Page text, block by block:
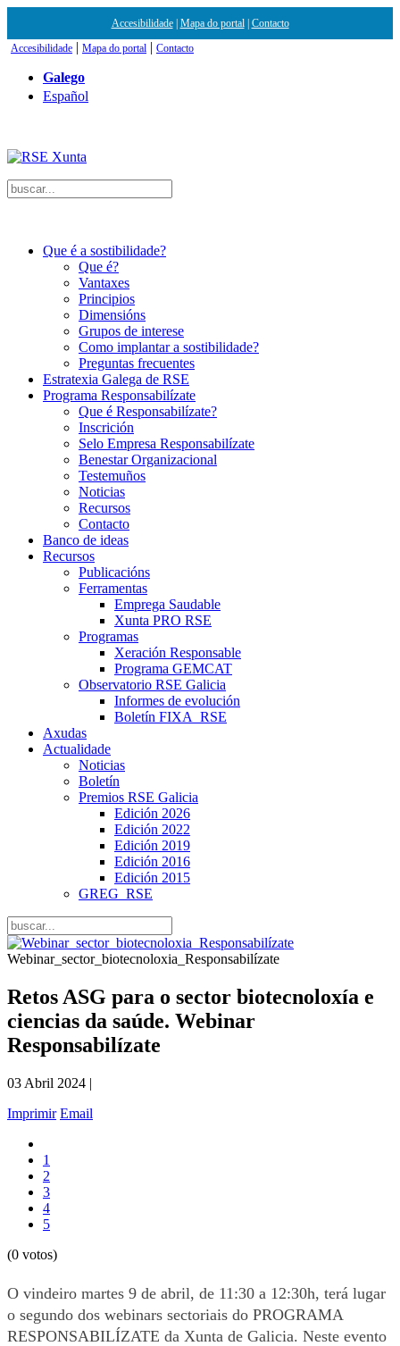
Accesibilidade| Mapa do portal| Contacto
Accesibilidade | Mapa do portal | Contacto
Galego
Español
Que é a sostibilidade?
Que é?
Vantaxes
Principios
Dimensións
Grupos de interese
Como implantar a sostibilidade?
Preguntas frecuentes
Estratexia Galega de RSE
Programa Responsabilízate
Que é Responsabilízate?
Inscrición
Selo Empresa Responsabilízate
Benestar Organizacional
Testemuños
Noticias
Recursos
Contacto
Banco de ideas
Recursos
Publicacións
Ferramentas
Emprega Saudable
Xunta PRO RSE
Programas
Xeración Responsable
Programa GEMCAT
Observatorio RSE Galicia
Informes de evolución
Boletín FIXA_RSE
Axudas
Actualidade
Noticias
Boletín
Premios RSE Galicia
Edición 2026
Edición 2022
Edición 2019
Edición 2016
Edición 2015
GREG_RSE
Webinar_sector_biotecnoloxia_Responsabilízate
Retos ASG para o sector biotecnoloxía e
ciencias da saúde. Webinar
Responsabilízate
03 Abril 2024 |
Imprimir Email
1
2
3
4
5
(0 votos)
O vindeiro martes 9 de abril, de 11:30 a 12:30h, terá lugar
o segundo dos webinars sectoriais do PROGRAMA
RESPONSABILÍZATE da Xunta de Galicia. Neste evento